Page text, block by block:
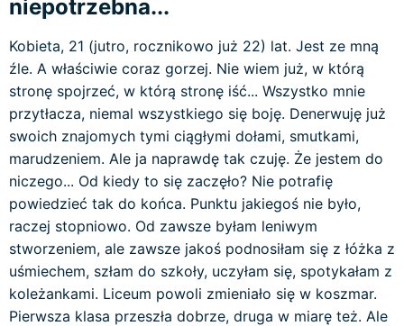
niepotrzebna...
Kobieta, 21 (jutro, rocznikowo już 22) lat. Jest ze mną
źle. A właściwie coraz gorzej. Nie wiem już, w którą
stronę spojrzeć, w którą stronę iść... Wszystko mnie
przytłacza, niemal wszystkiego się boję. Denerwuję już
swoich znajomych tymi ciągłymi dołami, smutkami,
marudzeniem. Ale ja naprawdę tak czuję. Że jestem do
niczego... Od kiedy to się zaczęło? Nie potrafię
powiedzieć tak do końca. Punktu jakiegoś nie było,
raczej stopniowo. Od zawsze byłam leniwym
stworzeniem, ale zawsze jakoś podnosiłam się z łóżka z
uśmiechem, szłam do szkoły, uczyłam się, spotykałam z
koleżankami. Liceum powoli zmieniało się w koszmar.
Pierwsza klasa przeszła dobrze, druga w miarę też. Ale